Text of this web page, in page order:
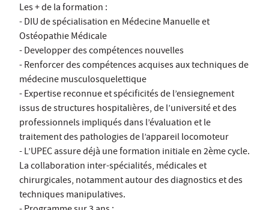
Les + de la formation :
- DIU de spécialisation en Médecine Manuelle et
Ostéopathie Médicale
- Developper des compétences nouvelles
- Renforcer des compétences acquises aux techniques de
médecine musculosquelettique
- Expertise reconnue et spécificités de l’ensiegnement
issus de structures hospitalières, de l’université et des
professionnels impliqués dans l’évaluation et le
traitement des pathologies de l’appareil locomoteur
- L’UPEC assure déjà une formation initiale en 2ème cycle.
La collaboration inter-spécialités, médicales et
chirurgicales, notamment autour des diagnostics et des
techniques manipulatives.